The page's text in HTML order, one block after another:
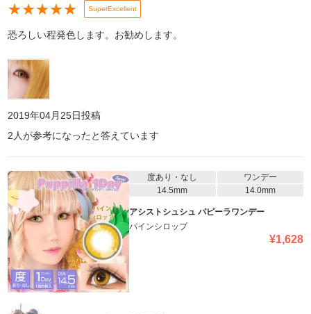
★★★★★ SuperExcellent
恐ろしい程発色します。お勧めします。
2019年04月25日投稿
2 人が参考になったと答えています
度あり・なし
ワンデー
14.5mm
14.0mm
アシストシュシュ パピーラワンデー
パインシロップ
¥1,628